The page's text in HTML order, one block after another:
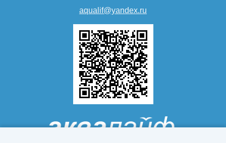
aqualif@yandex.ru